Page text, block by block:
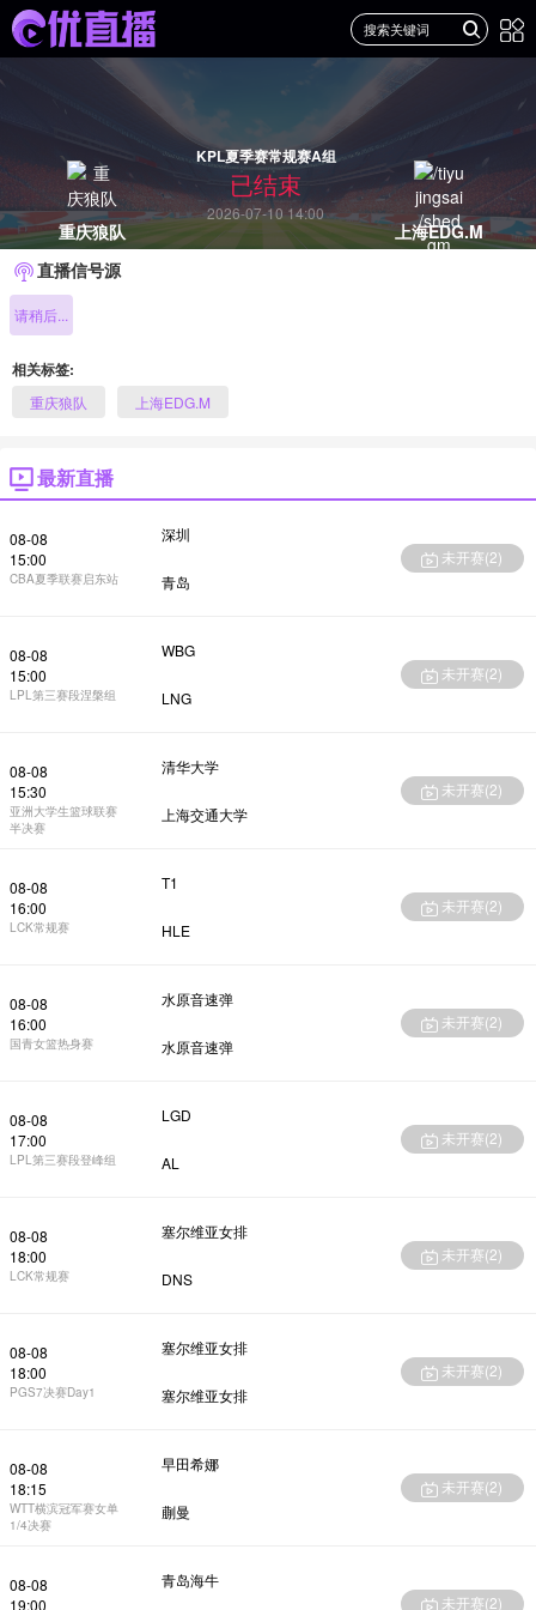
重庆狼队
KPL夏季赛常规赛A组
已结束
2026-07-10 14:00
上海EDG.M
直播信号源
请稍后...
相关标签:
重庆狼队 上海EDG.M
最新直播
08-08
15:00
CBA夏季联赛启东站
深圳
青岛
未开赛(2)
08-08
15:00
LPL第三赛段涅槃组
WBG
LNG
未开赛(2)
08-08
15:30
亚洲大学生篮球联赛
半决赛
清华大学
上海交通大学
未开赛(2)
08-08
16:00
LCK常规赛
T1
HLE
未开赛(2)
08-08
16:00
国青女篮热身赛
水原音速弹
水原音速弹
未开赛(2)
08-08
17:00
LPL第三赛段登峰组
LGD
AL
未开赛(2)
08-08
18:00
LCK常规赛
塞尔维亚女排
DNS
未开赛(2)
08-08
18:00
PGS7决赛Day1
塞尔维亚女排
塞尔维亚女排
未开赛(2)
08-08
18:15
WTT横滨冠军赛女单
1/4决赛
早田希娜
蒯曼
未开赛(2)
08-08
19:00
青岛海牛
未开赛(2)